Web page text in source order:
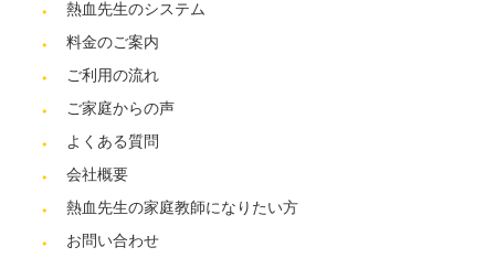
熱血先生のシステム
料金のご案内
ご利用の流れ
ご家庭からの声
よくある質問
会社概要
熱血先生の家庭教師になりたい方
お問い合わせ